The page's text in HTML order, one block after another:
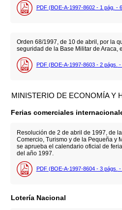
PDF (BOE-A-1997-8602 - 1 pág. -
Orden 68/1997, de 10 de abril, por la
seguridad de la Base Militar de Araca,
PDF (BOE-A-1997-8603 - 2 págs. -
MINISTERIO DE ECONOMÍA Y
Ferias comerciales
Resolución de 2 de abril de 1997, de
Comercio, Turismo y de la Pequeña y
se aprueba el calendario oficial de
del año 1997.
PDF (BOE-A-1997-8604 - 3 págs. -
Lotería Nacional